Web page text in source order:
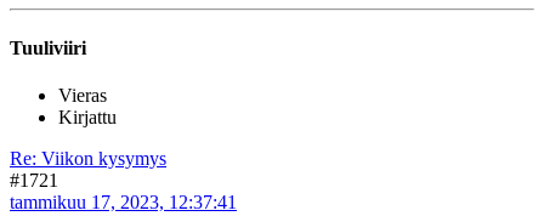
Tuuliviiri
Vieras
Kirjattu
Re: Viikon kysymys
#1721
tammikuu 17, 2023, 12:37:41